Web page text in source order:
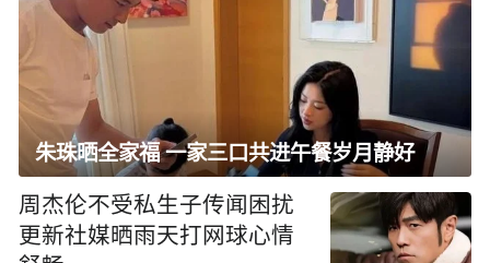
朱珠晒全家福 一家三口共进午餐岁月静好
周杰伦不受私生子传闻困扰
更新社媒晒雨天打网球心情